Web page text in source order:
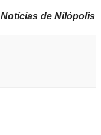
Notícias de Nilópolis